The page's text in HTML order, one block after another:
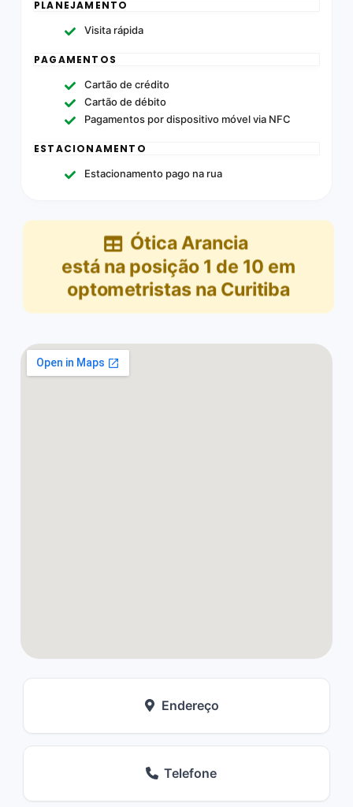
PLANEJAMENTO
Visita rápida
PAGAMENTOS
Cartão de crédito
Cartão de débito
Pagamentos por dispositivo móvel via NFC
ESTACIONAMENTO
Estacionamento pago na rua
Ótica Arancia
está na posição 1 de 10 em
optometristas na Curitiba
Endereço
Telefone